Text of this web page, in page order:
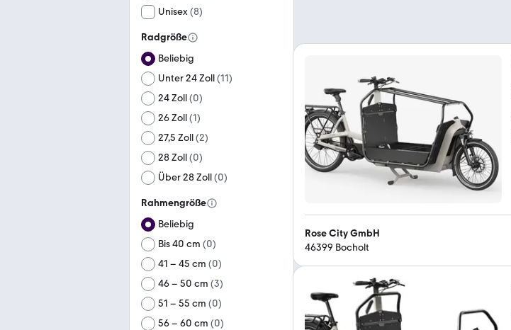
Unisex(8)
Radgröße
Beliebig
Unter 24 Zoll(11)
24 Zoll(0)
26 Zoll(1)
27,5 Zoll(2)
28 Zoll(0)
Über 28 Zoll(0)
Rahmengröße
Beliebig
Bis 40 cm (0)
41 – 45 cm (0)
46 – 50 cm (3)
51 – 55 cm (0)
56 – 60 cm (0)
Rose City GmbH
46399 Bocholt